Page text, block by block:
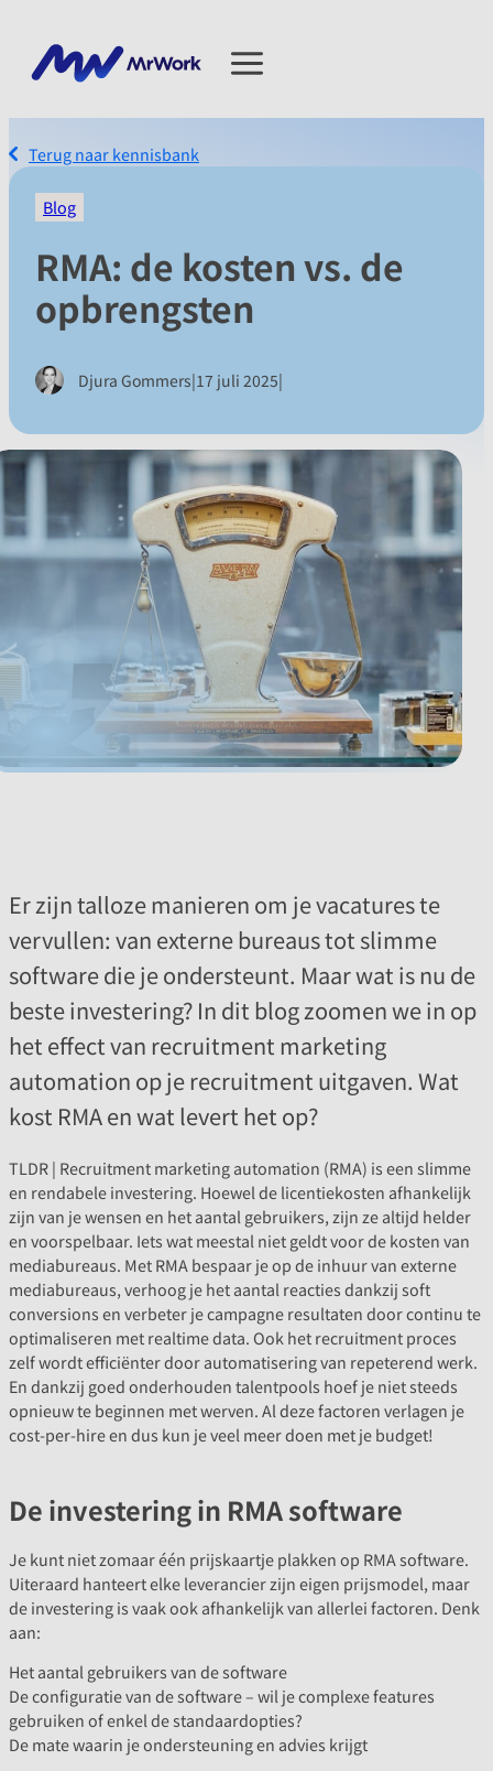
Terug naar kennisbank
Blog
RMA: de kosten vs. de
opbrengsten
Djura Gommers|17 juli 2025|
Er zijn talloze manieren om je vacatures te
vervullen: van externe bureaus tot slimme
software die je ondersteunt. Maar wat is nu de
beste investering? In dit blog zoomen we in op
het effect van recruitment marketing
automation op je recruitment uitgaven. Wat
kost RMA en wat levert het op?
TLDR | Recruitment marketing automation (RMA) is een slimme
en rendabele investering. Hoewel de licentiekosten afhankelijk
zijn van je wensen en het aantal gebruikers, zijn ze altijd helder
en voorspelbaar. Iets wat meestal niet geldt voor de kosten van
mediabureaus. Met RMA bespaar je op de inhuur van externe
mediabureaus, verhoog je het aantal reacties dankzij soft
conversions en verbeter je campagne resultaten door continu te
optimaliseren met realtime data. Ook het recruitment proces
zelf wordt efficiënter door automatisering van repeterend werk.
En dankzij goed onderhouden talentpools hoef je niet steeds
opnieuw te beginnen met werven. Al deze factoren verlagen je
cost-per-hire en dus kun je veel meer doen met je budget!
De investering in RMA software
Je kunt niet zomaar één prijskaartje plakken op RMA software.
Uiteraard hanteert elke leverancier zijn eigen prijsmodel, maar
de investering is vaak ook afhankelijk van allerlei factoren. Denk
aan:
Het aantal gebruikers van de software
De configuratie van de software – wil je complexe features
gebruiken of enkel de standaardopties?
De mate waarin je ondersteuning en advies krijgt